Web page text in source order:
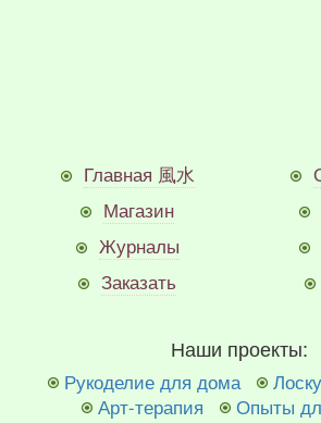
Главная 風水
Магазин
Журналы
Заказать
Наши проекты:
Рукоделие для дома
Арт-терапия
Опыты